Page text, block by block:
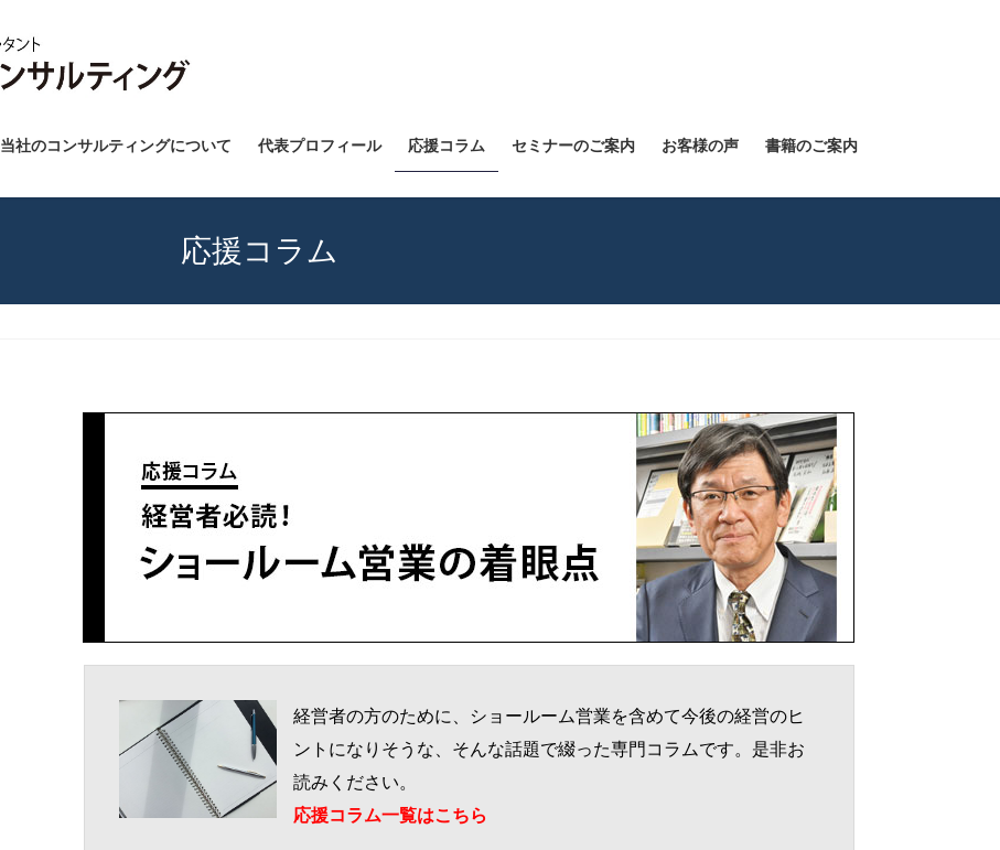
当社のコンサルティングについて 代表プロフィール 応援コラム セミナーのご案内 お客様の声 書籍のご案内
応援コラム
経営者の方のために、ショールーム営業を含めて今後の経営のヒ
ントになりそうな、そんな話題で綴った専門コラムです。是非お
読みください。
応援コラム一覧はこちら